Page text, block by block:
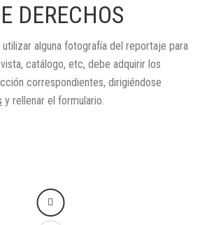
DERECHOS
alguna fotografía del reportaje para
catálogo, etc, debe adquirir los
correspondientes, dirigiéndose
y rellenar el formulario.